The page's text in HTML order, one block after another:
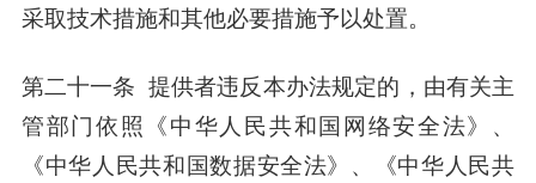
采取技术措施和其他必要措施予以处置。
第二十一条 提供者违反本办法规定的，由有关主
管部门依照《中华人民共和国网络安全法》、
《中华人民共和国数据安全法》、《中华人民共